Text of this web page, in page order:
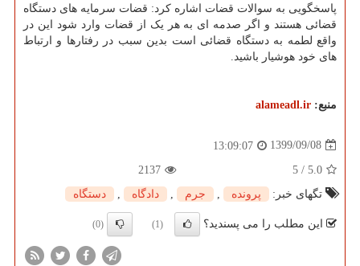
پاسخگویی به سوالات قضات اشاره کرد: قضات سرمایه های دستگاه
قضائی هستند و اگر صدمه ای به هر یک از قضات وارد شود این در
واقع لطمه به دستگاه قضائی است بدین سبب در رفتارها و ارتباط
های خود هوشیار باشید.
منبع: alameadl.ir
1399/09/08
13:09:07
5.0
/
5
2137
تگهای خبر:
پرونده جرم دادگاه دستگاه
این مطلب را می پسندید؟ (1)
(0)